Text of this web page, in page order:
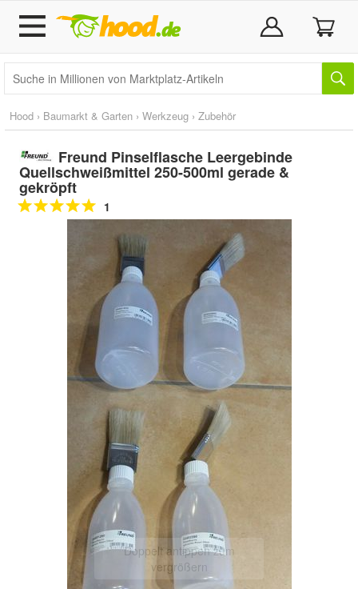
Hood › Baumarkt & Garten › Werkzeug › Zubehör
Freund Pinselflasche Leergebinde
Quellschweißmittel 250-500ml gerade &
gekröpft
1
Doppelt antippen zum
vergrößern